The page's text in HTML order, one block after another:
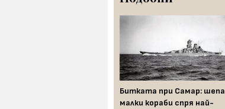
Битката при Самар: шепа
малки кораби спря най-